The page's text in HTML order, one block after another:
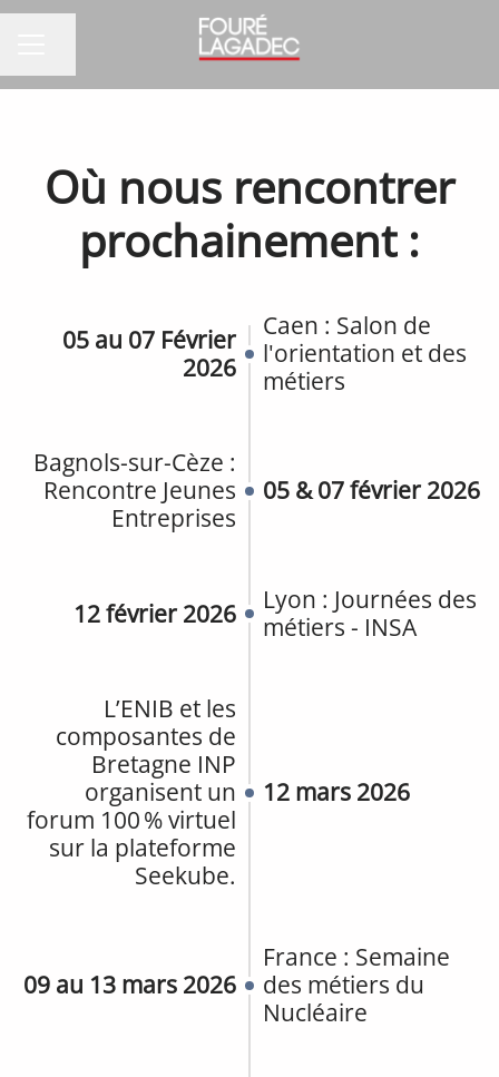
Où nous rencontrer
prochainement :
05 au 07 Février
2026
Caen : Salon de
l'orientation et des
métiers
Bagnols-sur-Cèze :
Rencontre Jeunes
Entreprises
05 & 07 février 2026
12 février 2026
Lyon : Journées des
métiers - INSA
L’ENIB et les
composantes de
Bretagne INP
organisent un
forum 100 % virtuel
sur la plateforme
Seekube.
12 mars 2026
09 au 13 mars 2026
France : Semaine
des métiers du
Nucléaire